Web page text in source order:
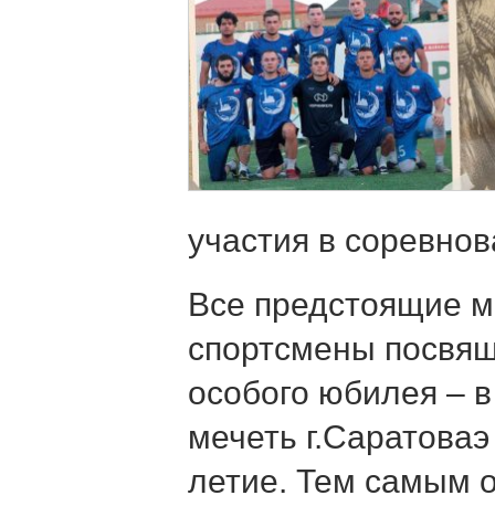
участия в
Все предстоящие
спортсмены
особого юбилея –
мечеть
летие. Тем самым